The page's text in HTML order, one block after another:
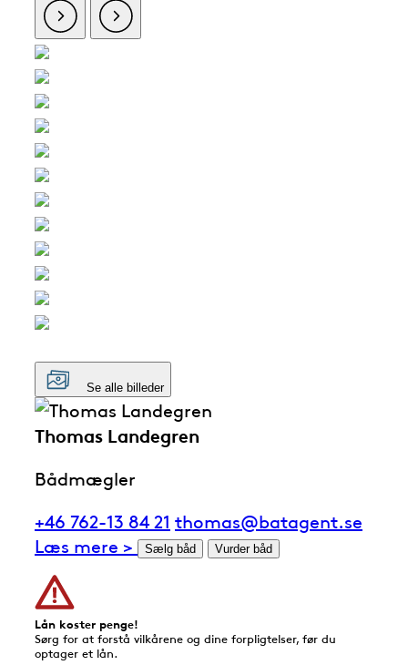
Se alle billeder
Thomas Landegren
Bådmægler
+46 762-13 84 21 thomas@batagent.se
Læs mere >
Sælg båd Vurder båd
Lån koster penge!
Sørg for at forstå vilkårene og dine forpligtelser, før du
optager et lån.